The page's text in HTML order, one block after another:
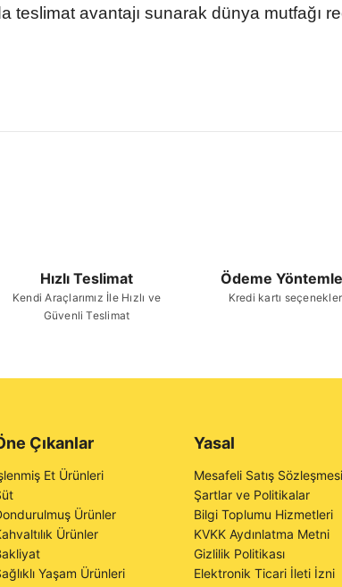
teslimat avantajı sunarak dünya mutfağı
Hızlı Teslimat
Kendi Araçlarımız İle Hızlı ve
Güvenli Teslimat
Ödeme
Kredi kartı
Çıkanlar
Et Ürünleri
Ürünler
Ürünler
Yaşam Ürünleri
Yasal
Mesafeli Satış Sözleşmesi
Şartlar ve Politikalar
Bilgi Toplumu Hizmetleri
KVKK Aydınlatma Metni
Gizlilik Politikası
Elektronik Ticari İleti İzni